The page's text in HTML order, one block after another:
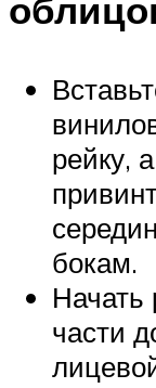
рейку,
бокам.
Начать
части